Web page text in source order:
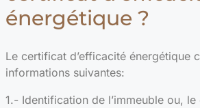
énergétique ?
Le certificat d’efficacité énergétique
informations suivantes:
1.- Identification de l’immeuble ou,